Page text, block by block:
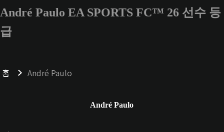
최소 3자 이상의 문자 또는 숫자를 입력하세요
André Paulo EA SPORTS FC™ 26 선수 등
급
홈 André Paulo
André Paulo